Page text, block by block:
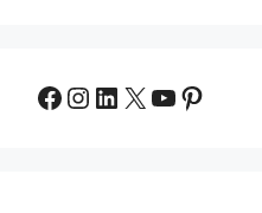
Facebook
Instagram
LinkedIn
X YouTube